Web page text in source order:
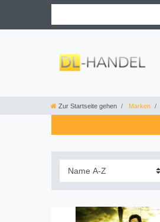
Zur Startseite gehen Marken